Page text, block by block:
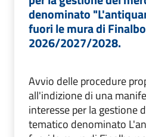
denominato
fuori le mura di
2026/2027/2028.
Avvio delle procedure
all'indizione di una
interesse per la gestione
tematico denominato